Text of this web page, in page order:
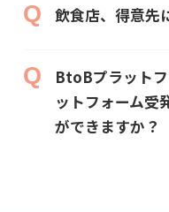
飲食店、得意先
BtoBプラット
ットフォーム受
ができますか？